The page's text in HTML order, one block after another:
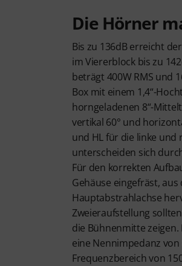
Die Hörner
Bis zu 136dB erreicht
im Viererblock bis zu
beträgt 400W RMS und
Box mit einem 1,4“-
horngeladenen 8“-
vertikal 60° und
und HL für die linke und
unterscheiden sich
Für den korrekten
Gehäuse eingefräst, aus
Hauptabstrahlachse
Zweieraufstellung
die Bühnenmitte zeigen.
eine Nennimpedanz
Frequenzbereich von